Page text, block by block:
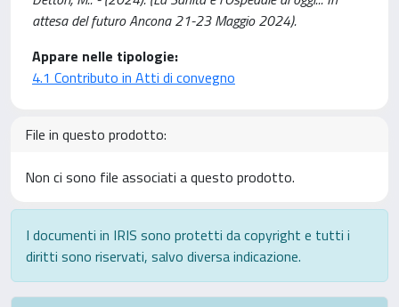
attesa del futuro Ancona 21-23 Maggio 2024).
Appare nelle tipologie:
4.1 Contributo in Atti di convegno
File in questo prodotto:
Non ci sono file associati a questo prodotto.
I documenti in IRIS sono protetti da copyright e tutti i
diritti sono riservati, salvo diversa indicazione.